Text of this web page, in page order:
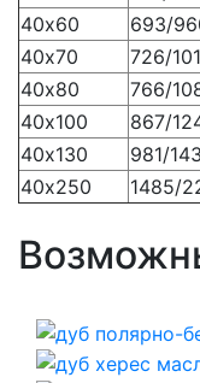
40х60
693/
40х70
726/
40х80
766/
40х100
867/
40х130
981/
40х250
1485/